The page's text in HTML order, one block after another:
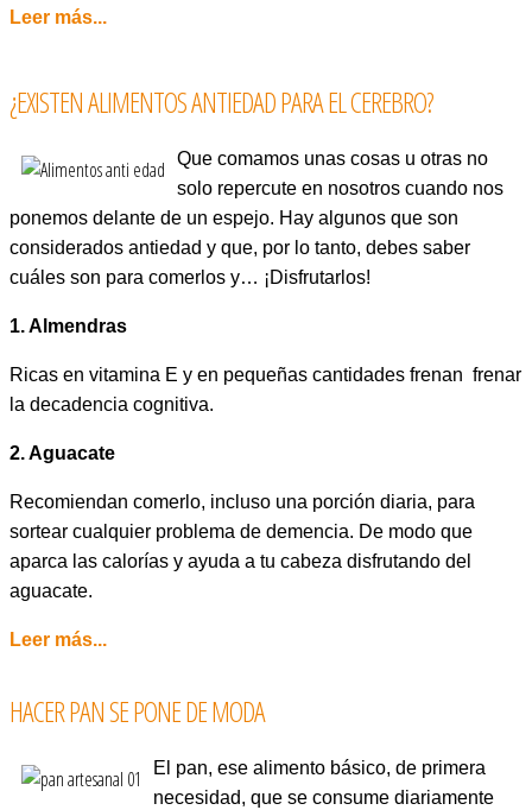
Leer más...
¿EXISTEN ALIMENTOS ANTIEDAD PARA EL CEREBRO?
Que comamos unas cosas u otras no
solo repercute en nosotros cuando nos
ponemos delante de un espejo. Hay algunos que son
considerados antiedad y que, por lo tanto, debes saber
cuáles son para comerlos y… ¡Disfrutarlos!
1. Almendras
Ricas en vitamina E y en pequeñas cantidades frenan frenar
la decadencia cognitiva.
2. Aguacate
Recomiendan comerlo, incluso una porción diaria, para
sortear cualquier problema de demencia. De modo que
aparca las calorías y ayuda a tu cabeza disfrutando del
aguacate.
Leer más...
HACER PAN SE PONE DE MODA
El pan, ese alimento básico, de primera
necesidad, que se consume diariamente